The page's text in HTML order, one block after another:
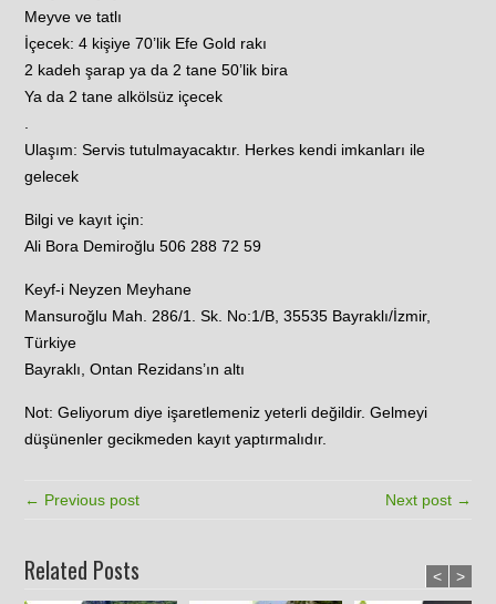
Meyve ve tatlı
İçecek: 4 kişiye 70’lik Efe Gold rakı
2 kadeh şarap ya da 2 tane 50’lik bira
Ya da 2 tane alkölsüz içecek
Ulaşım: Servis tutulmayacaktır. Herkes kendi imkanları ile
gelecek
Bilgi ve kayıt için:
Ali Bora Demiroğlu 506 288 72 59
Keyf-i Neyzen Meyhane
Mansuroğlu Mah. 286/1. Sk. No:1/B, 35535 Bayraklı/İzmir,
Türkiye
Bayraklı, Ontan Rezidans’ın altı
Not: Geliyorum diye işaretlemeniz yeterli değildir. Gelmeyi
düşünenler gecikmeden kayıt yaptırmalıdır.
← Previous post Next post →
Related Posts < >